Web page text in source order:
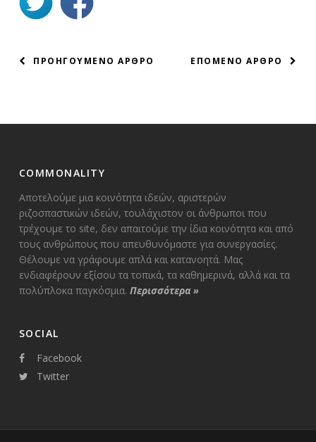
ΠΛΟΗΓΗΣΗ
ΕΠΟΜΕΝΟ ΑΡΘΡΟ
ΠΡΟΗΓΟΥΜΕΝΟ ΑΡΘΡΟ
COMMONALITY
Αποτελούμε μια κοινότητα ιδεών, αριστερών
ριζοσπαστικών ιδεών, τουλάχιστον οι άνθρωποι που
τρέχουμε το site, δεν απαιτούμε την ίδια κοινότητα και από
τους ανθρώπους που απευθυνόμαστε για συνεργασίες.
Θέλουμε να γράφουμε απλά και κατανοητά. Μας
ενδιαφέρουν εξίσου τα τοπικά, τα καθημερινά, αλλά και τα
πολύπλοκα παγκόσμια. Περισσότερα»
SOCIAL
Facebook
Twitter